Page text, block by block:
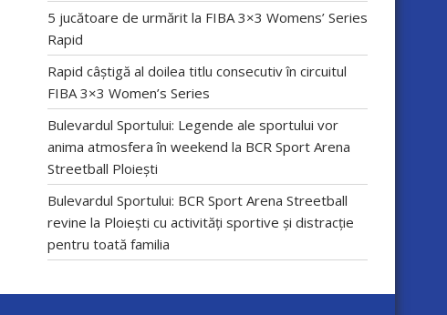
5 jucătoare de urmărit la FIBA 3×3 Womens’ Series
Rapid
Rapid câștigă al doilea titlu consecutiv în circuitul
FIBA 3×3 Women’s Series
Bulevardul Sportului: Legende ale sportului vor
anima atmosfera în weekend la BCR Sport Arena
Streetball Ploiești
Bulevardul Sportului: BCR Sport Arena Streetball
revine la Ploiești cu activități sportive și distracție
pentru toată familia